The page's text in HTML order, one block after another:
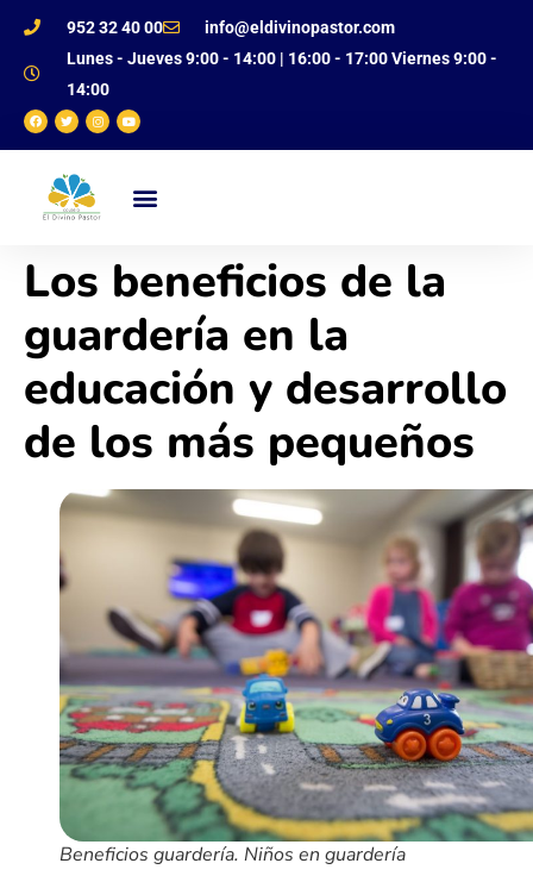
952 32 40 00
info@eldivinopastor.com
Lunes - Jueves 9:00 - 14:00 | 16:00 - 17:00 Viernes 9:00 -
14:00
Los beneficios de la
guardería en la
educación y desarrollo
de los más pequeños
Beneficios guardería. Niños en guardería